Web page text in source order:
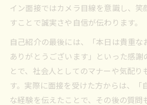
イン面接ではカメラ目線を意識し、笑
すことで誠実さや自信が伝わります。
自己紹介の最後には、「本日は貴重な
ありがとうございます」といった感謝
とで、社会人としてのマナーや気配り
す。実際に面接を受けた方からは、「
な経験を伝えたことで、その後の質問